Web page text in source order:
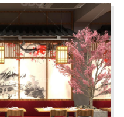
70
MEGUSTAS
Café & Nail